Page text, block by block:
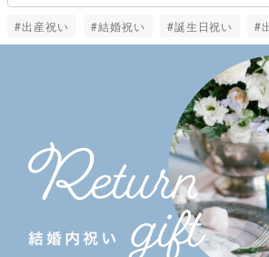
#出産祝い #結婚祝い #誕生日祝い #